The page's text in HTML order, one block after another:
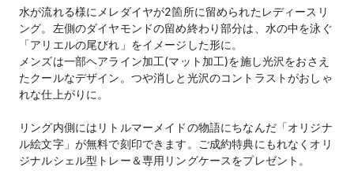
水が流れる様にメレダイヤが2箇所に留められたレディースリ
ング。左側のダイヤモンドの留め終わり部分は、水の中を泳ぐ
「アリエルの尾びれ」をイメージした形に。
メンズは一部ヘアライン加工(マット加工)を施し光沢をおさえ
たクールなデザイン。つや消しと光沢のコントラストがおしゃ
れな仕上がりに。
リング内側にはリトルマーメイドの物語にちなんだ「オリジナ
ル絵文字」が無料で刻印できます。ご成約特典にもれなくオリ
ジナルシェル型トレー＆専用リングケースをプレゼント。